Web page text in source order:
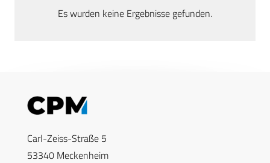
Es wurden keine Ergebnisse gefunden.
Carl-Zeiss-Straße 5
53340 Meckenheim